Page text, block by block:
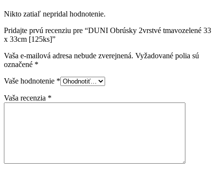
Nikto zatiaľ nepridal hodnotenie.
Pridajte prvú recenziu pre “DUNI Obrúsky 2vrstvé tmavozelené 33
x 33cm [125ks]”
Vaša e-mailová adresa nebude zverejnená. Vyžadované polia sú
označené *
Vaše hodnotenie *
Vaša recenzia *